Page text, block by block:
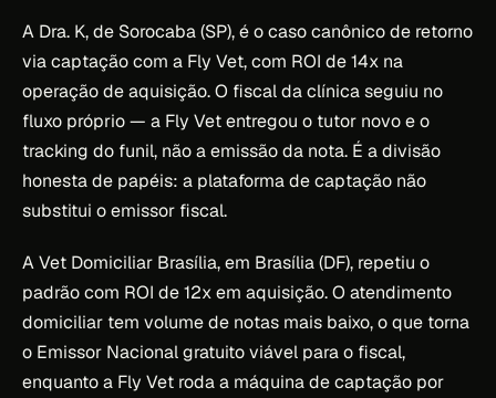
A Dra. K, de Sorocaba (SP), é o caso canônico de retorno
via captação com a Fly Vet, com ROI de 14x na
operação de aquisição. O fiscal da clínica seguiu no
fluxo próprio — a Fly Vet entregou o tutor novo e o
tracking do funil, não a emissão da nota. É a divisão
honesta de papéis: a plataforma de captação não
substitui o emissor fiscal.
A Vet Domiciliar Brasília, em Brasília (DF), repetiu o
padrão com ROI de 12x em aquisição. O atendimento
domiciliar tem volume de notas mais baixo, o que torna
o Emissor Nacional gratuito viável para o fiscal,
enquanto a Fly Vet roda a máquina de captação por